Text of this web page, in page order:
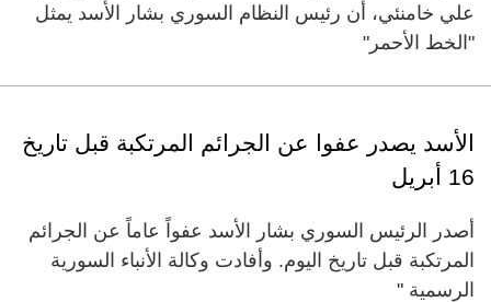
علي خامنئي، أن رئيس النظام السوري بشار الأسد يمثل
"الخط الأحمر"
الأسد يصدر عفوا عن الجرائم المرتكبة قبل تاريخ
16 أبريل
أصدر الرئيس السوري بشار الأسد عفواً عاماً عن الجرائم
المرتكبة قبل تاريخ اليوم. وأفادت وكالة الأنباء السورية
الرسمية "